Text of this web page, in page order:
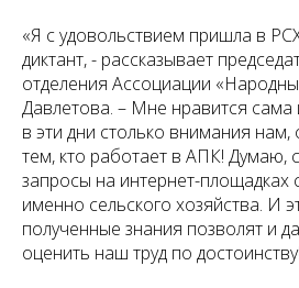
«Я с удовольствием пришла в
диктант, - рассказывает
отделения Ассоциации
Давлетова. – Мне нравится
в эти дни столько внимания
тем, кто работает в АПК! Думаю,
запросы на интернет-площадках
именно сельского хозяйства. И
полученные знания позволят и
оценить наш труд по